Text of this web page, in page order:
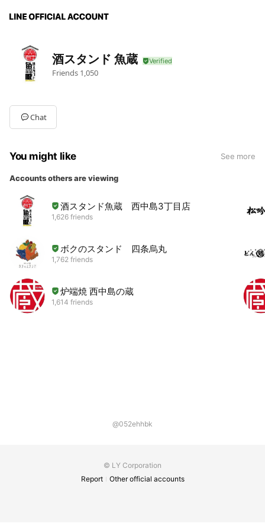
酒スタンド 魚蔵
Friends 1,050
Chat
You might like See more
Accounts others are viewing
酒スタンド魚蔵 西中島3丁目店
1,626 friends
ボクのスタンド 四条烏丸
1,762 friends
炉端焼 西中島の蔵
1,614 friends
@052ehhbk
© LY Corporation
Report
Other official accounts